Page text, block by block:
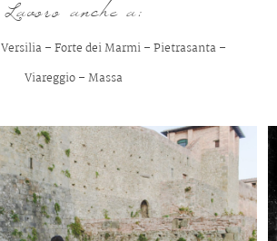
Lavoro anche a:
Versilia–Forte dei Marmi–Pietrasanta–
Viareggio–Massa